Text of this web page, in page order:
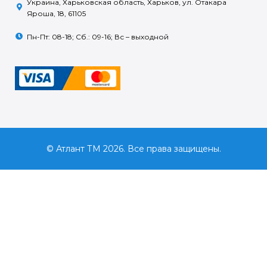
Украина, Харьковская область, Харьков, ул. Отакара
Яроша, 18, 61105
Пн-Пт: 08-18; Сб.: 09-16; Вс – выходной
© Атлант ТМ 2026. Все права защищены.